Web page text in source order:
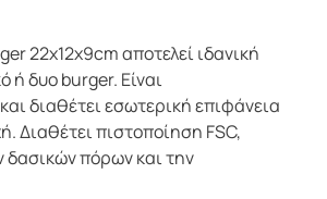
22x12x9cm αποτελεί ιδανική
ή δυο burger. Είναι
διαθέτει εσωτερική επιφάνεια
Διαθέτει πιστοποίηση FSC,
δασικών πόρων και την